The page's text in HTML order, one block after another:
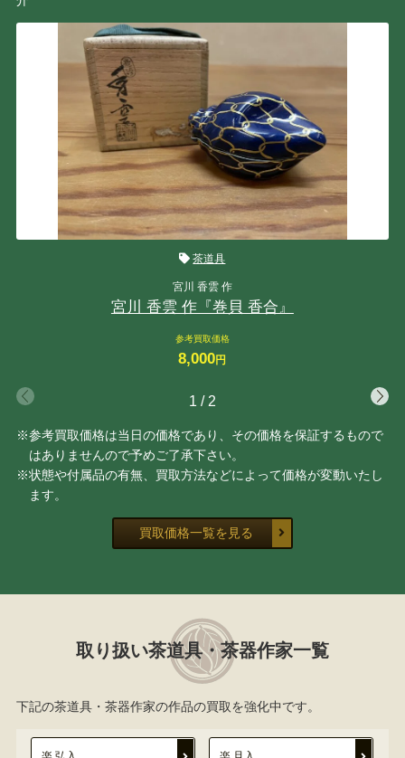
茶道具
宮川 香雲 作
宮川 香雲 作『巻貝 香合』
参考買取価格
8,000円
1 / 2
※参考買取価格は当日の価格であり、その価格を保証するもので
はありませんので予めご了承下さい。
※状態や付属品の有無、買取方法などによって価格が変動いたし
ます。
買取価格一覧を見る
取り扱い茶道具・茶器作家一覧
下記の茶道具・茶器作家の作品の買取を強化中です。